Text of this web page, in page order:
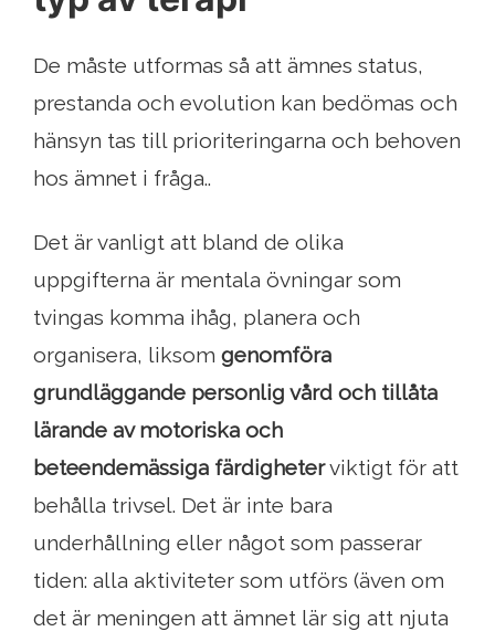
De måste utformas så att ämnes status,
prestanda och evolution kan bedömas och
hänsyn tas till prioriteringarna och behoven
hos ämnet i fråga..
Det är vanligt att bland de olika
uppgifterna är mentala övningar som
tvingas komma ihåg, planera och
organisera, liksom genomföra
grundläggande personlig vård och tillåta
lärande av motoriska och
beteendemässiga färdigheterviktigt för att
behålla trivsel. Det är inte bara
underhållning eller något som passerar
tiden: alla aktiviteter som utförs (även om
det är meningen att ämnet lär sig att njuta